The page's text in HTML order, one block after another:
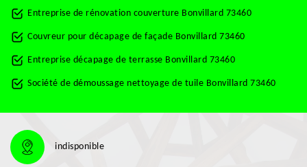
Entreprise de rénovation couverture Bonvillard 73460
Couvreur pour décapage de façade Bonvillard 73460
Entreprise décapage de terrasse Bonvillard 73460
Société de démoussage nettoyage de tuile Bonvillard 73460
indisponible